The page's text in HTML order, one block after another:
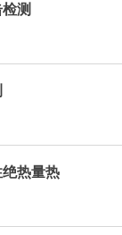
测
热量热